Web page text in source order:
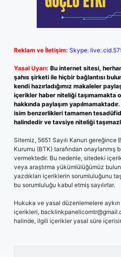
Reklam ve İletişim: Skype:
Yasal Uyarı: Bu internet sitesi,
şahıs şirketi ile hiçbir bağlantısı
kendi hazırladığımız makaleler
içerikler haber niteliği taşımamakta
hakkında paylaşım
isim benzerlikleri tamamen
halindedir ve tavsiye niteliği
Sitemiz, 5651 Sayılı Kanun
Kurumu (BTK) tarafından onaylanmış
vermektedir. Bu nedenle, sitedeki
veya araştırma yükümlülüğümüz
yazdıkları içeriklerin sorumluluğunu
bu sorumluluğu kabul etmiş sayılırlar.
Hukuka ve yasal düzenlemelere
içerikleri,
halinde, ilgili içerikler yasal süre